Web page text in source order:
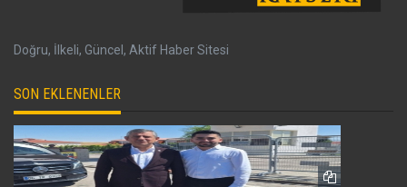
Doğru, İlkeli, Güncel, Aktif Haber Sitesi
SON EKLENENLER